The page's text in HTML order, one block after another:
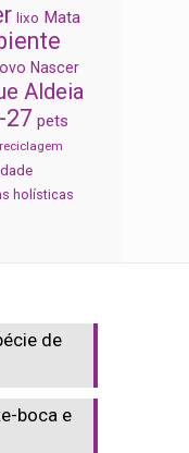
lixo Mata
Nascer
Aldeia
27 pets
reciclagem
holísticas
de
boca e